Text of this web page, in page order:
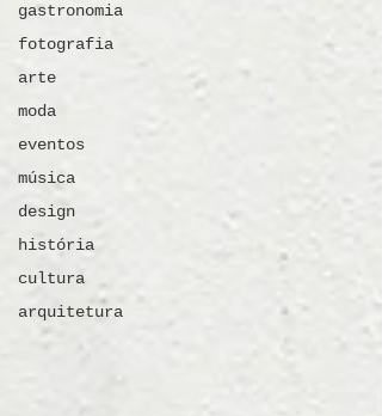
gastronomia
fotografia
arte
moda
eventos
música
design
história
cultura
arquitetura